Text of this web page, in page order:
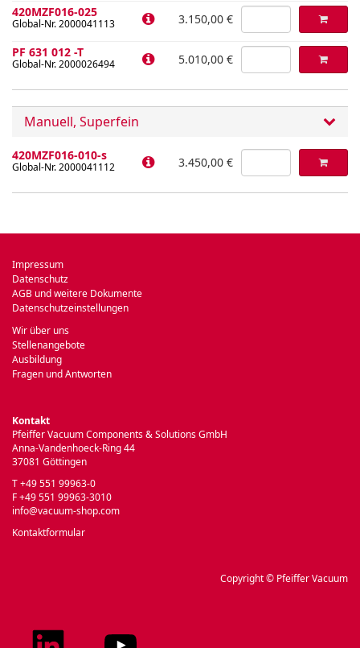
420MZF016-025
Global-Nr. 2000041113 3.150,00 €
PF 631 012 -T
Global-Nr. 2000026494 5.010,00 €
Manuell, Superfein
420MZF016-010-s
Global-Nr. 2000041112 3.450,00 €
Impressum
Datenschutz
AGB und weitere Dokumente
Datenschutzeinstellungen
Wir über uns
Stellenangebote
Ausbildung
Fragen und Antworten
Kontakt
Pfeiffer Vacuum Components & Solutions GmbH
Anna-Vandenhoeck-Ring 44
37081 Göttingen
T +49 551 99963-0
F +49 551 99963-3010
info@vacuum-shop.com
Kontaktformular
Copyright © Pfeiffer Vacuum